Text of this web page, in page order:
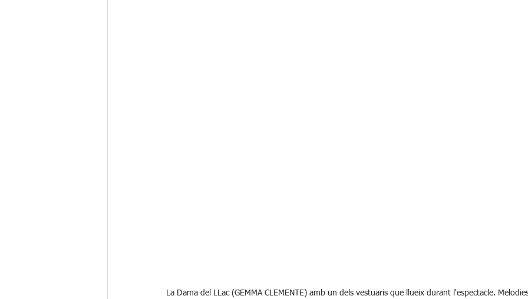
La Dama del LLac (GEMMA CLEMENTE) amb un dels vestuaris que llueix durant l'espectacle.